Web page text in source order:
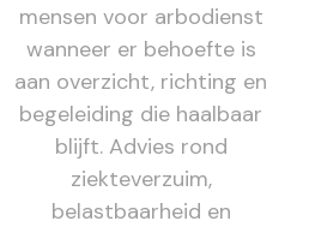
mensen voor arbodienst
wanneer er behoefte is
aan overzicht, richting en
begeleiding die haalbaar
blijft. Advies rond
ziekteverzuim,
belastbaarheid en